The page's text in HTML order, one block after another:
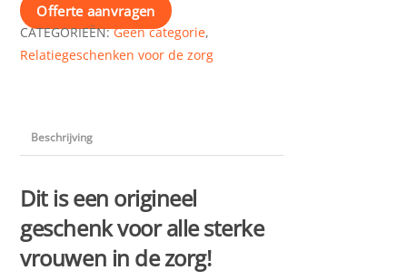
Offerte aanvragen
CATEGORIEËN:Geen categorie,
Relatiegeschenken voor de zorg
Beschrijving
Dit is een origineel
geschenk voor alle sterke
vrouwen in de zorg!